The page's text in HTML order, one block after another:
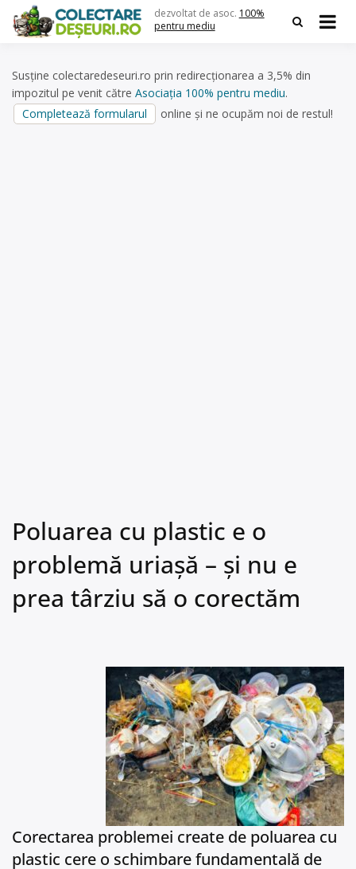
content
dezvoltat de asoc. 100%
pentru mediu
Susține colectaredeseuri.ro prin redirecționarea a 3,5% din
impozitul pe venit către Asociația 100% pentru mediu.
Completează formularul
online și ne ocupăm noi de restul!
Poluarea cu plastic e o
problemă uriașă – și nu e
prea târziu să o corectăm
Corectarea problemei create de poluarea cu
plastic cere o schimbare fundamentală de